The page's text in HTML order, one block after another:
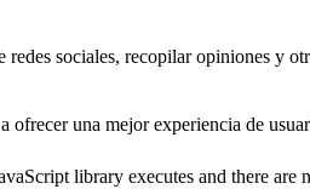
sociales, recopilar opiniones y
una mejor experiencia de
library executes and there